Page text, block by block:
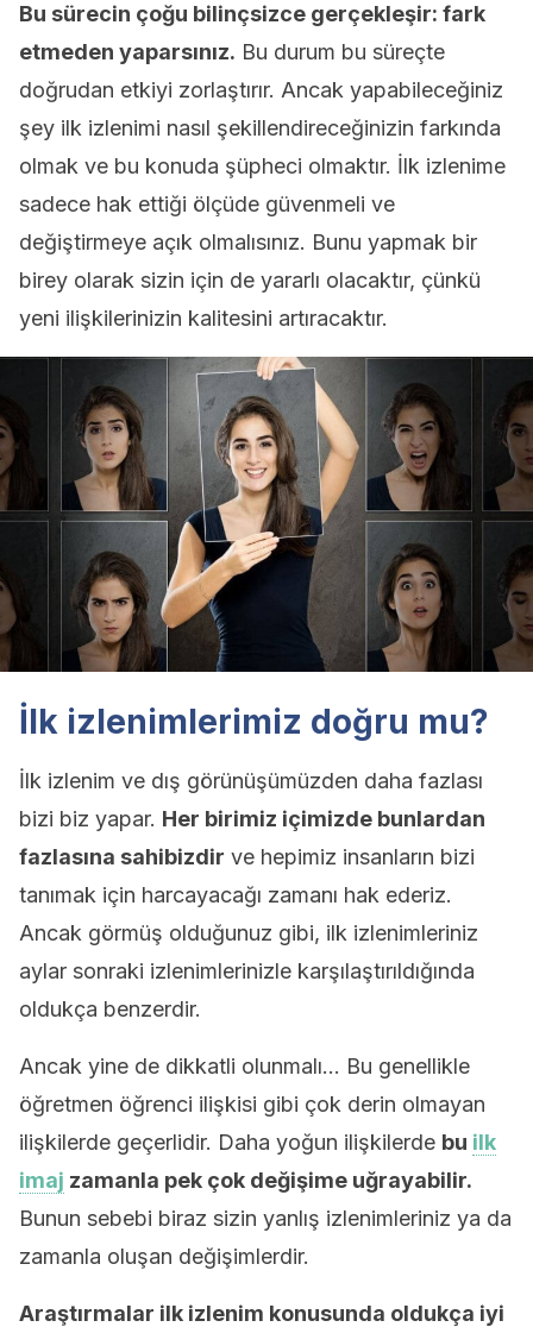
Bu sürecin çoğu bilinçsizce gerçekleşir: fark
etmeden yaparsınız. Bu durum bu süreçte
doğrudan etkiyi zorlaştırır. Ancak yapabileceğiniz
şey ilk izlenimi nasıl şekillendireceğinizin farkında
olmak ve bu konuda şüpheci olmaktır. İlk izlenime
sadece hak ettiği ölçüde güvenmeli ve
değiştirmeye açık olmalısınız. Bunu yapmak bir
birey olarak sizin için de yararlı olacaktır, çünkü
yeni ilişkilerinizin kalitesini artıracaktır.
İlk izlenimlerimiz doğru mu?
İlk izlenim ve dış görünüşümüzden daha fazlası
bizi biz yapar. Her birimiz içimizde bunlardan
fazlasına sahibizdir ve hepimiz insanların bizi
tanımak için harcayacağı zamanı hak ederiz.
Ancak görmüş olduğunuz gibi, ilk izlenimleriniz
aylar sonraki izlenimlerinizle karşılaştırıldığında
oldukça benzerdir.
Ancak yine de dikkatli olunmalı… Bu genellikle
öğretmen öğrenci ilişkisi gibi çok derin olmayan
ilişkilerde geçerlidir. Daha yoğun ilişkilerde bu ilk
imaj zamanla pek çok değişime uğrayabilir.
Bunun sebebi biraz sizin yanlış izlenimleriniz ya da
zamanla oluşan değişimlerdir.
Araştırmalar ilk izlenim konusunda oldukça iyi